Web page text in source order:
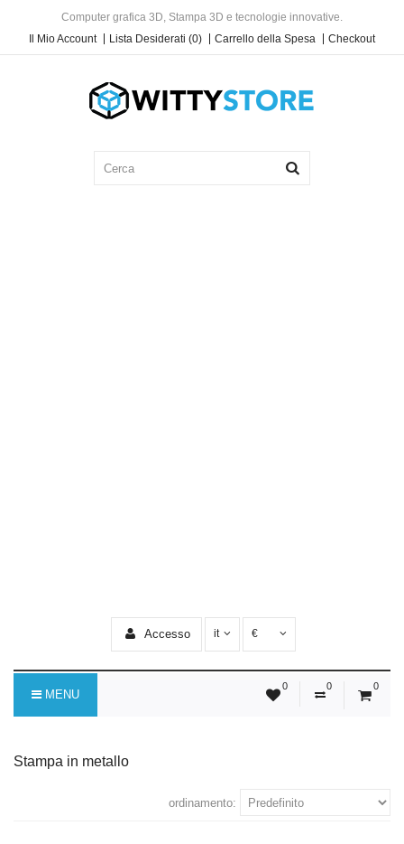
Computer grafica 3D, Stampa 3D e tecnologie innovative.
Il Mio Account
Lista Desiderati (0) Carrello della Spesa Checkout
Accesso it €
0 0 0
MENU
Stampa in metallo
ordinamento: